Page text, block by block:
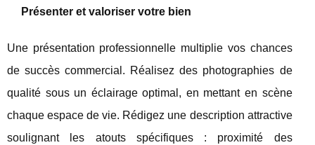
Présenter et valoriser votre bien
Une présentation professionnelle multiplie vos chances
de succès commercial. Réalisez des photographies de
qualité sous un éclairage optimal, en mettant en scène
chaque espace de vie. Rédigez une description attractive
soulignant les atouts spécifiques : proximité des